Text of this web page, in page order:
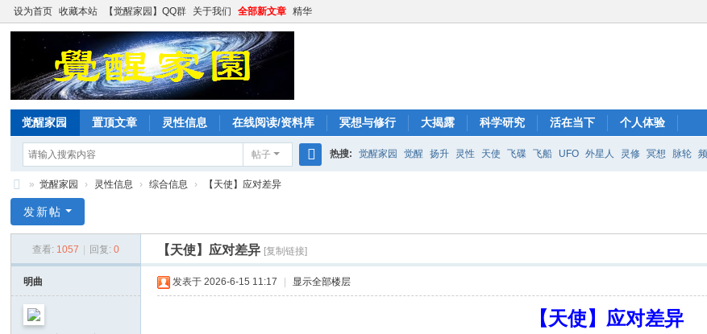
设为首页 收藏本站 【觉醒家园】QQ群 关于我们 全部新文章 精华
觉醒家园 置顶文章 灵性信息 在线阅读/资料库 冥想与修行 大揭露 科学研究 活在当下 个人体验
帖子 热搜: 觉醒家园 觉醒 扬升 灵性 天使 飞碟 飞船 UFO 外星人 灵修 冥想 脉轮
醒
园
» 觉醒家园 › 灵性信息 › 综合信息 › 【天使】应对差异
发新帖
查看: 1057 回复: 0 【天使】应对差异 [复制链接]
明曲 发表于 2026-6-15 11:17 显示全部楼层
【天使】应对差异